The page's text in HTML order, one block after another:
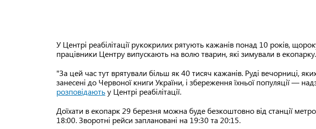
У Центрі реабілітації рукокрилих рятують кажанів понад 10 років,
працівники Центру випускають на волю тварин, які зимували в екопарку.
"За цей час тут врятували більш як 40 тисяч кажанів. Руді вечорниці,
занесені до Червоної книги України, і збереження їхньої популяції —
розповідаютьу Центрі реабілітації.⠀
Доїхати в екопарк 29 березня можна буде безкоштовно від станції
18:00. Зворотні рейси заплановані на 19:30 та 20:15.